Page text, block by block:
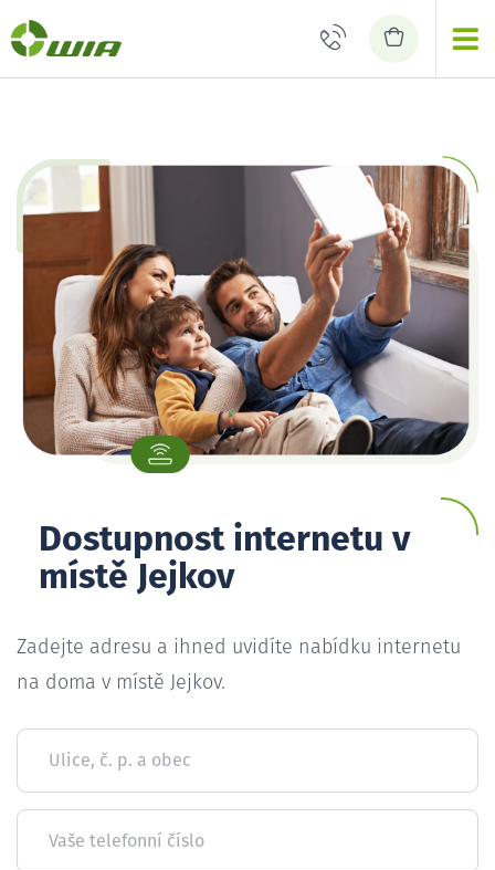
Dostupnost internetu v
místě Jejkov
Zadejte adresu a ihned uvidíte nabídku internetu
na doma v místě Jejkov.
Ulice, č. p. a obec
Vaše telefonní číslo